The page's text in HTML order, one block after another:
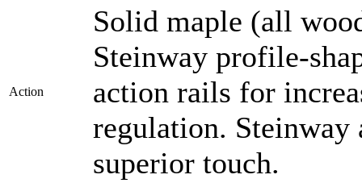
Action
Solid maple (all
Steinway profile-
action rails for
regulation. Steinway
superior touch.